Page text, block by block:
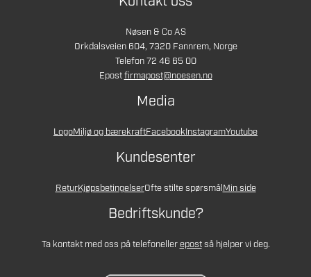
Nøsen & Co AS
Orkdalsveien 604, 7320 Fannrem, Norge
Telefon 72 46 65 00
Epostfirmapost@noesen.no
Media
LogoMiljø og bærekraftFacebookInstagramYoutube
Kundesenter
ReturKjøpsbetingelserOfte stilte spørsmålMin side
Bedriftskunde?
Ta kontakt med oss på telefonellerepostså hjelper vi deg.